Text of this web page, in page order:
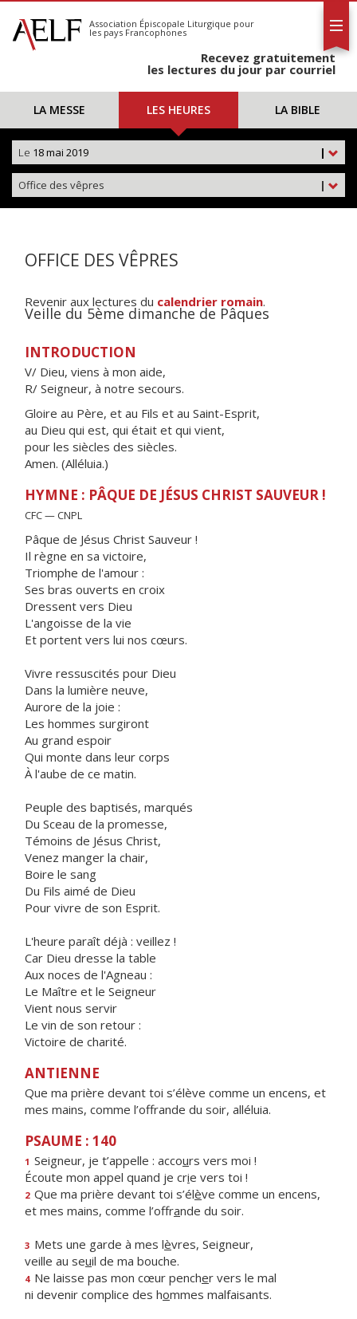
S'abonner
Calendrier
Association Épiscopale Liturgique pour
les pays Francophones
Recevez gratuitement
les lectures du jour par courriel
LA MESSE LES HEURES LA BIBLE
|
Le 18 mai 2019
|
Office des vêpres
OFFICE DES VÊPRES
Revenir aux lectures du calendrier romain.
Veille du 5ème dimanche de Pâques
INTRODUCTION
V/ Dieu, viens à mon aide,
R/ Seigneur, à notre secours.
Gloire au Père, et au Fils et au Saint-Esprit,
au Dieu qui est, qui était et qui vient,
pour les siècles des siècles.
Amen. (Alléluia.)
HYMNE : PÂQUE DE JÉSUS CHRIST SAUVEUR !
CFC — CNPL
Pâque de Jésus Christ Sauveur !
Il règne en sa victoire,
Triomphe de l'amour :
Ses bras ouverts en croix
Dressent vers Dieu
L'angoisse de la vie
Et portent vers lui nos cœurs.
Vivre ressuscités pour Dieu
Dans la lumière neuve,
Aurore de la joie :
Les hommes surgiront
Au grand espoir
Qui monte dans leur corps
À l'aube de ce matin.
Peuple des baptisés, marqués
Du Sceau de la promesse,
Témoins de Jésus Christ,
Venez manger la chair,
Boire le sang
Du Fils aimé de Dieu
Pour vivre de son Esprit.
L'heure paraît déjà : veillez !
Car Dieu dresse la table
Aux noces de l'Agneau :
Le Maître et le Seigneur
Vient nous servir
Le vin de son retour :
Victoire de charité.
ANTIENNE
Que ma prière devant toi s’élève comme un encens, et
mes mains, comme l’offrande du soir, alléluia.
PSAUME : 140
1 Seigneur, je t’appelle : accours vers moi !
Écoute mon appel quand je crie vers toi !
2 Que ma prière devant toi s’élève comme un encens,
et mes mains, comme l’offrande du soir.
3 Mets une garde à mes lèvres, Seigneur,
veille au seuil de ma bouche.
4 Ne laisse pas mon cœur pencher vers le mal
ni devenir complice des hommes malfaisants.